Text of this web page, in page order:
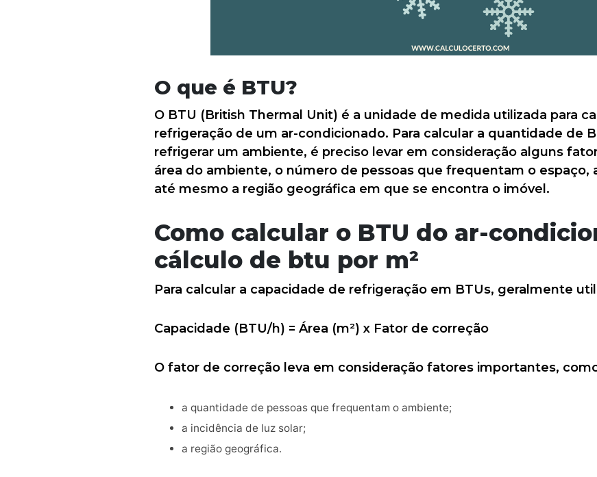
O que é BTU?
O BTU (British Thermal Unit) é a unidade de medida utilizada para
refrigeração de um ar-condicionado. Para calcular a quantidade de
refrigerar um ambiente, é preciso levar em consideração alguns
área do ambiente, o número de pessoas que frequentam o espaço,
até mesmo a região geográfica em que se encontra o imóvel.
Como calcular o BTU do ar-
cálculo de btu por m²
Para calcular a capacidade de refrigeração em BTUs, geralmente
Capacidade (BTU/h) = Área (m²) x Fator de correção
O fator de correção leva em consideração fatores importantes,
a quantidade de pessoas que frequentam o ambiente;
a incidência de luz solar;
a região geográfica.